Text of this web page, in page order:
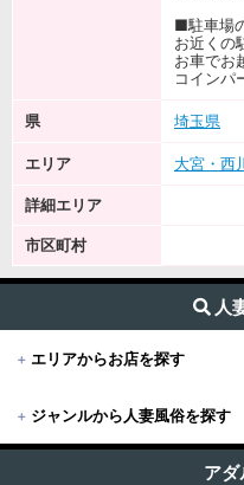
■駐車場
お近くの
お車でお
コインパ
県 埼玉県
エリア 大宮・西
詳細エリア
市区町村
人
+ エリアからお店を探す
+東京
+ ジャンルから人妻風俗を探す
アダ